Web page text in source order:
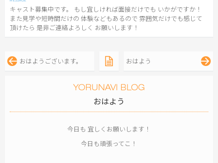
キャスト募集中です。 もし宜しければ面接だけでも いかがですか！
また見学や短時間だけの 体験などもあるので 雰囲気だけでも感じて
頂けたら 是非ご連絡よろしく お願いします！
おはようございます。 おはよう
おはよう
今日も 宜しくお願いします！
今日も頑張ってこ！